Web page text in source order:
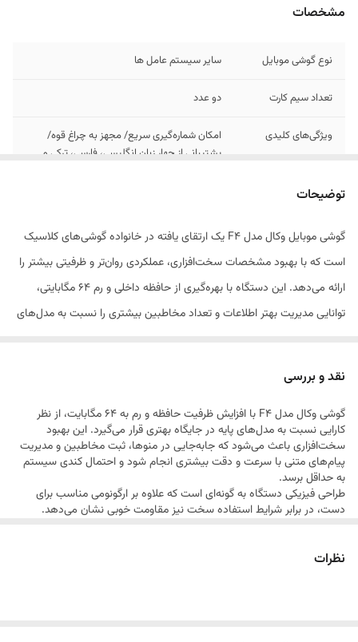
مشخصات
نوع گوشی موبایل سایر سیستم عامل ها
تعداد سیم کارت دو عدد
ویژگی‌های کلیدی
امکان شماره‌گیری سریع/ مجهز به چراغ قوه/
پشتیبانی از چهار زبان انگلیسی، فارسی، ترکی و
توضیحات
گوشی موبایل وکال مدل F4 یک ارتقای یافته در خانواده گوشی‌های کلاسیک
است که با بهبود مشخصات سخت‌افزاری، عملکردی روان‌تر و ظرفیتی بیشتر را
ارائه می‌دهد. این دستگاه با بهره‌گیری از حافظه داخلی و رم ۶۴ مگابایتی،
توانایی مدیریت بهتر اطلاعات و تعداد مخاطبین بیشتری را نسبت به مدل‌های
از دو سیم‌کارت نیز امکان مدیریت همزمان دو خط را فراهم می‌سازد.
نقد و بررسی
گوشی وکال مدل F4 با افزایش ظرفیت حافظه و رم به ۶۴ مگابایت، از نظر
کارایی نسبت به مدل‌های پایه در جایگاه بهتری قرار می‌گیرد. این بهبود
سخت‌افزاری باعث می‌شود که جابه‌جایی در منوها، ثبت مخاطبین و مدیریت
پیام‌های متنی با سرعت و دقت بیشتری انجام شود و احتمال کندی سیستم
به حداقل برسد.
طراحی فیزیکی دستگاه به گونه‌ای است که علاوه بر ارگونومی مناسب برای
دست، در برابر شرایط استفاده سخت نیز مقاومت خوبی نشان می‌دهد.
متون و لیست تماس‌ها کاملاً بهینه شده است. یکی از ویژگی‌های برجسته این
گوشی‌های ساده محسوب می‌شود.
نظرات